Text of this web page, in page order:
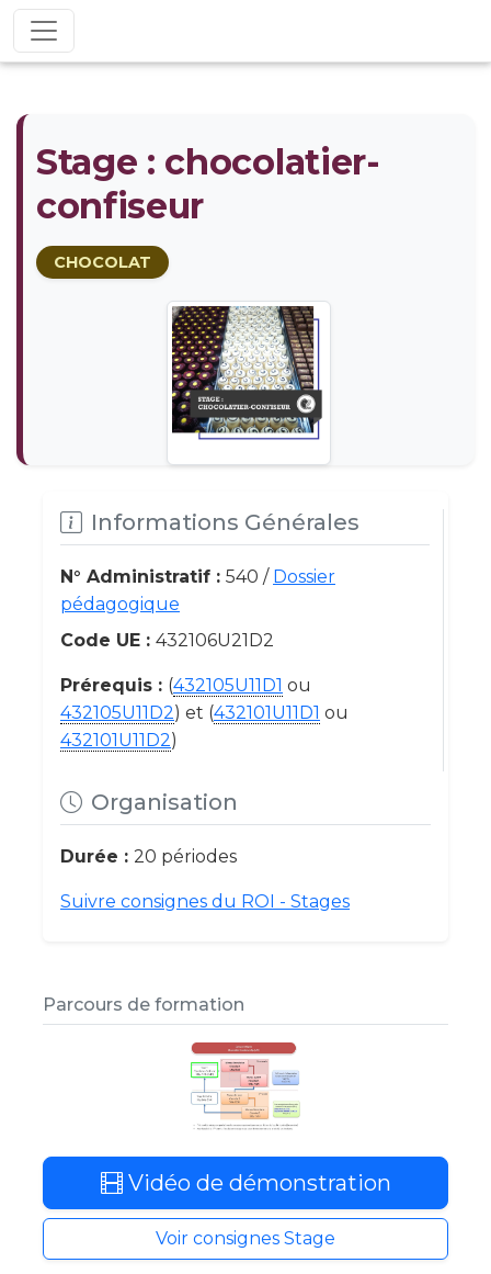
Stage : chocolatier-
confiseur
CHOCOLAT
Informations Générales
N° Administratif : 540 / Dossier
pédagogique
Code UE : 432106U21D2
Prérequis : (432105U11D1 ou
432105U11D2) et (432101U11D1 ou
432101U11D2)
Organisation
Durée : 20 périodes
Suivre consignes du ROI - Stages
Parcours de formation
Vidéo de démonstration
Voir consignes Stage